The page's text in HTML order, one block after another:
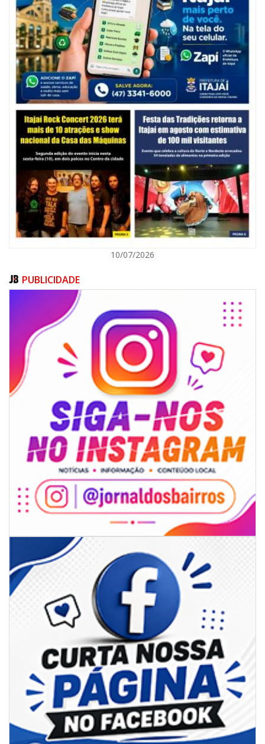
06/08/2026 | 10:14
Defesa Civil de SC monitora formação de ciclone-bomba no Sul do Brasil;
entenda como o fenômeno se forma e quais os impactos no estado
ITAPEMA
06/08/2026 | 07:00
Secretaria de Cultura retoma oficinas culturais com diversas
modalidades para a comunidade
BALNEÁRIO CAMBORIÚ
10/07/2026
PUBLICIDADE